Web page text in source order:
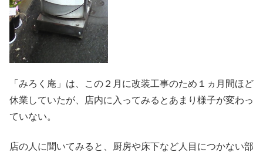
「みろく庵」は、この２月に改装工事のため１ヵ月間ほど
休業していたが、店内に入ってみるとあまり様子が変わっ
ていない。
店の人に聞いてみると、厨房や床下など人目につかない部